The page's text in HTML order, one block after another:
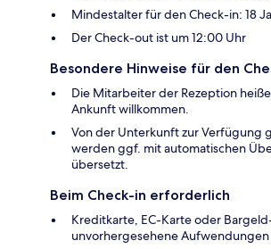
Mindestalter für den Check-in: 18
Der Check-out ist um 12:00 Uhr
Besondere Hinweise für den
Die Mitarbeiter der Rezeption
Ankunft willkommen.
Von der Unterkunft zur Verfügung
werden ggf. mit automatischen
übersetzt.
Beim Check-in erforderlich
Kreditkarte, EC-Karte oder
unvorhergesehene Aufwendungen